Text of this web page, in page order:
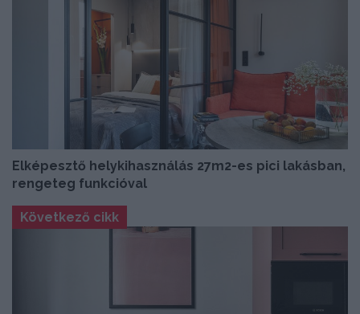
Elképesztő helykihasználás 27m2-es pici lakásban,
rengeteg funkcióval
Következő cikk